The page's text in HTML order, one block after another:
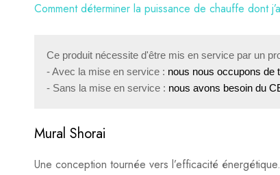
Comment déterminer la puissance de chauffe dont
Ce produit nécessite d'être mis en service par un
- Avec la mise en service : nous nous occupons de
- Sans la mise en service : nous avons besoin du
Mural Shorai
Une conception tournée vers l’efficacité